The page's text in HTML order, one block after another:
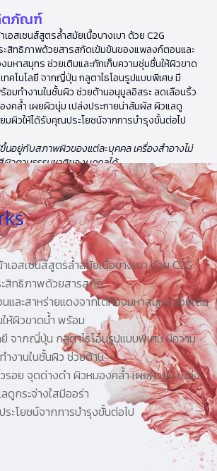
ตภัณฑ์
สเซนส์สูตรล้ำสมัยเนื้อบางเบา ด้วย C2G
สิทธิภาพด้วยสารสกัดเข้มข้นของแพลงก์ตอนและ
มหาสมุทร ช่วยเติมและกักเก็บความชุ่มชื่นให้ผิวขาด
คโนโลยี จากญี่ปุ่น กลูตาไธโอนรูปแบบพิเศษ มี
อมทำงานในชั้นผิว ช่วยต้านอนุมูลอิสระ ลดเลือนริ้ว
คล้ำ เผยผิวนุ่ม เปล่งประกายน่าสัมผัส ผิวแลดู
มผิวให้ได้รับคุณประโยชน์จากการบำรุงขั้นต่อไป
นอยู่กับสภาพผิวของแต่ละบุคคล เครื่องสำอางไม่
วตามธรรมชาติของบุคคลได้
สเซนส์สูตรล้ำสมัยเนื้อบางเบา ด้วย C2G
สิทธิภาพด้วยสารสกัด
ละสาหร่ายแดงจากใต้ท้องมหาสมุทร ช่วยเติม
ห้ผิวขาดน้ำ พร้อม
จากญี่ปุ่น กลูตาไธโอนรูปแบบพิเศษ มีความ
งานในชั้นผิว ช่วยต้าน
รอย จุดด่างดำ ผิวหมองคล้ำ เผยผิวนุ่ม เปล่ง
ดูกระจ่างใสมีออร่า
ะโยชน์จากการบำรุงขั้นต่อไป